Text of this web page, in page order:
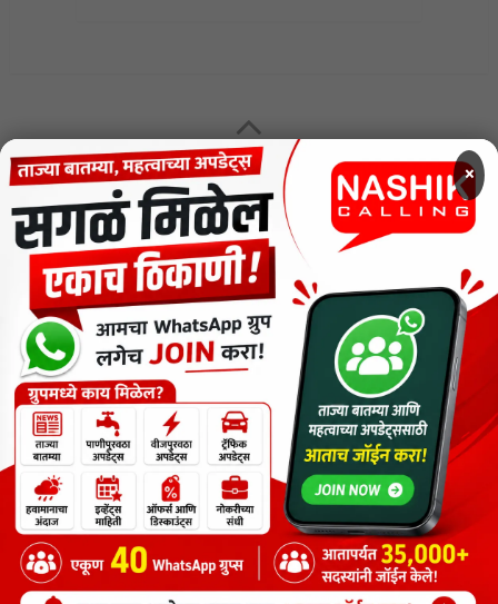
MENU
CODE OF ETHICS FOR DIGITAL NEWS WEBSITES
Contact Us
Privacy Policy
Short News
ThemeNcode PDF Viewer SC [Do not Delete]
वाचकांना विनम्र सूचना
Nashik Calling - Nashik News in MarathiCopyright © 2026.Copyrights
Maharashtra Express Group
×